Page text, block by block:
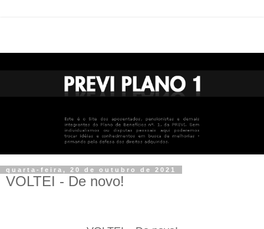
quarta-feira, 20 de outubro de 2021
VOLTEI - De novo!